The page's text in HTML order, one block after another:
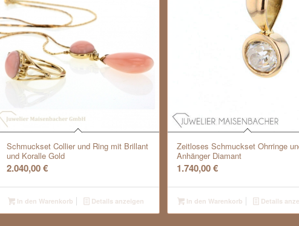
Schmuckset Collier und Ring mit Brillant
und Koralle Gold
2.040,00€
In den Warenkorb Details anzeigen
Zeitloses Schmuckset Ohrringe
Anhänger Diamant
1.740,00€
In den Warenkorb Details